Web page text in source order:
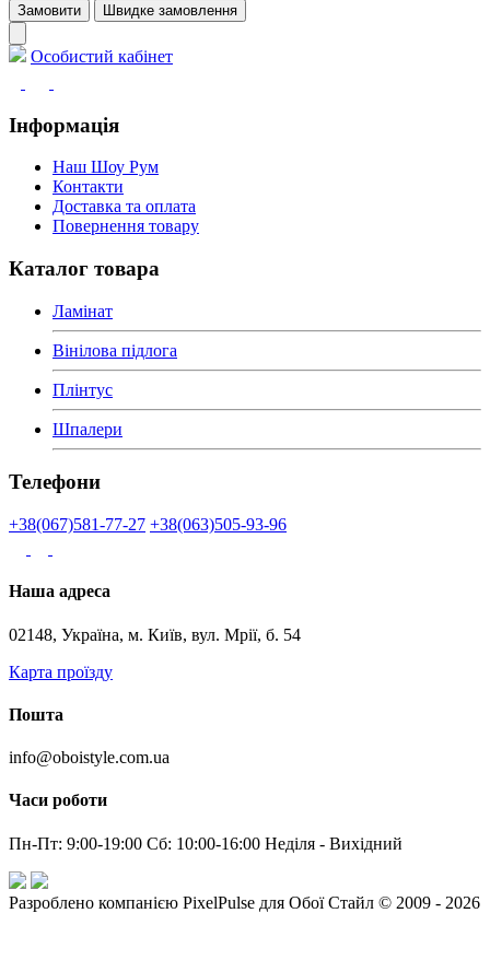
Замовити Швидке замовлення
Особистий кабінет
Інформація
Наш Шоу Рум
Контакти
Доставка та оплата
Повернення товару
Каталог товара
Ламінат
Вінілова підлога
Плінтус
Шпалери
Телефони
+38(067)581-77-27 +38(063)505-93-96
Наша адреса
02148, Україна, м. Київ, вул. Мрії, б. 54
Карта проїзду
Пошта
info@oboistyle.com.ua
Часи роботи
Пн-Пт: 9:00-19:00 Сб: 10:00-16:00 Неділя - Вихідний
Разроблено компанією PixelPulse для Обої Стайл © 2009 - 2026